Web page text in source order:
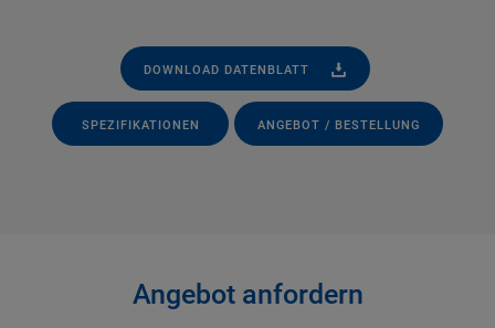
DOWNLOAD DATENBLATT
SPEZIFIKATIONEN ANGEBOT / BESTELLUNG
Angebot anfordern